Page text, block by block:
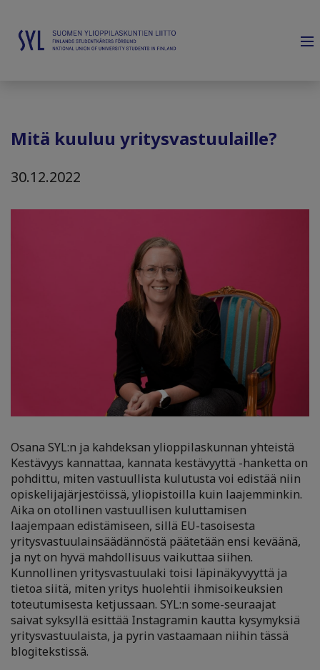
Mitä kuuluu yritysvastuulaille?
30.12.2022
Osana SYL:n ja kahdeksan ylioppilaskunnan yhteistä
Kestävyys kannattaa, kannata kestävyyttä -hanketta on
pohdittu, miten vastuullista kulutusta voi edistää niin
opiskelijajärjestöissä, yliopistoilla kuin laajemminkin.
Aika on otollinen vastuullisen kuluttamisen
laajempaan edistämiseen, sillä EU-tasoisesta
yritysvastuulainsäädännöstä päätetään ensi keväänä,
ja nyt on hyvä mahdollisuus vaikuttaa siihen.
Kunnollinen yritysvastuulaki toisi läpinäkyvyyttä ja
tietoa siitä, miten yritys huolehtii ihmisoikeuksien
toteutumisesta ketjussaan. SYL:n some-seuraajat
saivat syksyllä esittää Instagramin kautta kysymyksiä
yritysvastuulaista, ja pyrin vastaamaan niihin tässä
blogitekstissä.